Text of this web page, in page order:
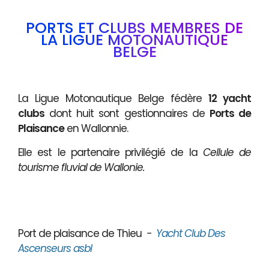
PORTS ET CLUBS MEMBRES DE
LA LIGUE MOTONAUTIQUE
BELGE
La Ligue Motonautique Belge fédère 12 yacht
clubs dont huit sont gestionnaires de Ports de
Plaisanceen Wallonnie.
Elle est le partenaire privilégié de la Cellule de
tourisme fluvial de Wallonie.
Port de plaisance de Thieu - Yacht Club Des
Ascenseurs asbl